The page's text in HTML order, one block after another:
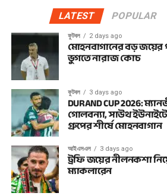
LATEST POPULAR
ফুটবল 2 days ago
মোহনবাগানের বড় জয়ের
ভুগতে নারাজ কোচ
ফুটবল 3 days ago
DURAND CUP 2026:
গোলবন্যা, সাউথ
গ্রুপের শীর্ষে মোহনবাগান
আইএসএল 3 days ago
ট্রফি জয়ের নীলনকশা
ম্যাকলারেন